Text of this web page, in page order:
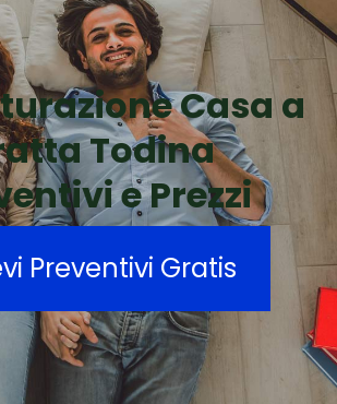
Casa a
Todina
e Prezzi
Preventivi Gratis